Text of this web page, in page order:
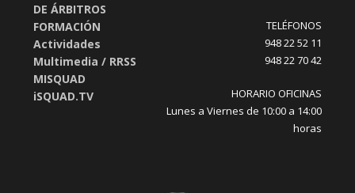
DE ÁRBITROS
FORMACIÓN
Actividades
Multimedia / RRSS
MISQUAD
iSQUAD.TV
TELÉFONOS
948 22 52 11
948 22 70 42
HORARIO OFICINAS
Lunes a Viernes de 10:00 a 14:00
horas